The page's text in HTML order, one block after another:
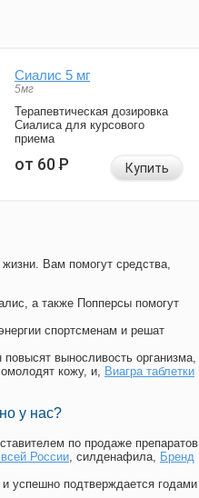
Сиалис 5 мг
5мг
Терапевтическая дозировка
Сиалиса для курсового
приема
от 60Р Купить
Вам помогут средства,
а также Попперсы помогут
спортсменам и решат
выносливость организма,
кожу, и, Виагра таблетки
у нас?
по продаже препаратов
России, силденафила, Бренд
успешно подтверждается годами